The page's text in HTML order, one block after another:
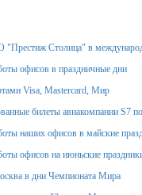
"Престиж Столица" в
офисов в праздничные дни
Visa, Mastercard, Мир
билеты авиакомпании S7
наших офисов в майские
офисов на июньские
в дни Чемпионата Мира